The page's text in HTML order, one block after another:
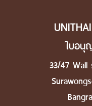
ใบอนุ
33/47 Wall